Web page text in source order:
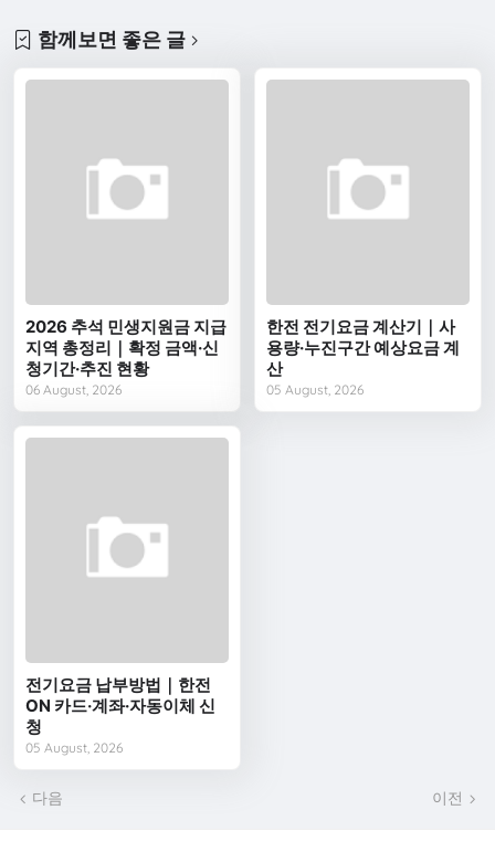
함께보면 좋은 글
2026 추석 민생지원금 지급
지역 총정리｜확정 금액·신
청기간·추진 현황
06 August, 2026
한전 전기요금 계산기｜사
용량·누진구간 예상요금 계
산
05 August, 2026
전기요금 납부방법｜한전
ON 카드·계좌·자동이체 신
청
05 August, 2026
다음 이전